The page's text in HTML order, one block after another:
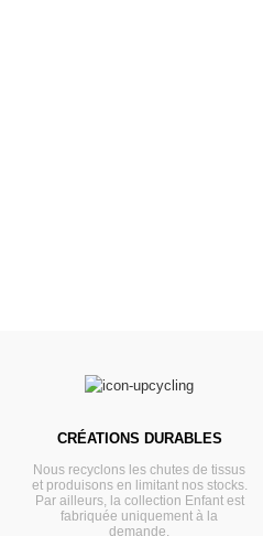
CRÉATIONS DURABLES
Nous recyclons les chutes de tissus
et produisons en limitant nos stocks.
Par ailleurs, la collection Enfant est
fabriquée uniquement à la
demande.